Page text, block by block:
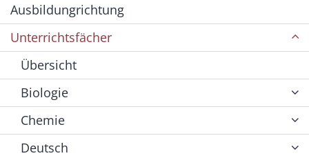
Ausbildungrichtung
Unterrichtsfächer
Übersicht
Biologie
Chemie
Deutsch